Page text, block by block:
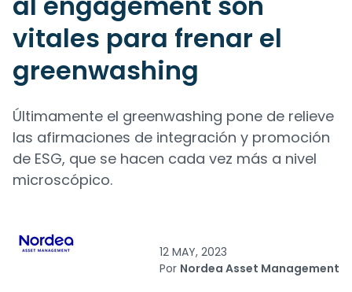
vitales para frenar el
greenwashing
Últimamente el greenwashing pone de relieve
las afirmaciones de integración y promoción
de ESG, que se hacen cada vez más a nivel
microscópico.
12 MAY, 2023
Por Nordea Asset Management